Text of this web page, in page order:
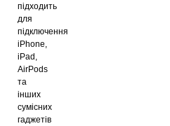
підходить
для
підключення
iPhone,
iPad,
AirPods
та
інших
сумісних
гаджетів